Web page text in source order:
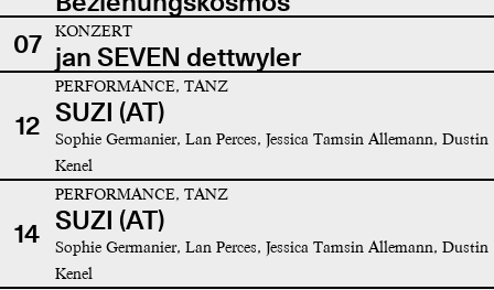
07
KONZERT
jan SEVEN dettwyler
12
PERFORMANCE, TANZ
SUZI (AT)
Sophie Germanier, Lan Perces, Jessica Tamsin Allemann, Dustin
Kenel
14
PERFORMANCE, TANZ
SUZI (AT)
Sophie Germanier, Lan Perces, Jessica Tamsin Allemann, Dustin
Kenel